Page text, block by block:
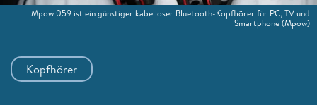
Kopfhörer
Mpow 059 ist ein günstiger kabelloser Bluetooth-Kopfhörer für PC, TV und
Smartphone(Mpow)